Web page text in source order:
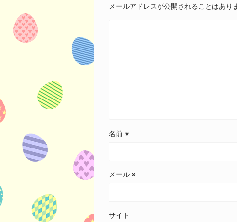
メールアドレスが公開されることはあり
名前 ※
メール ※
サイト